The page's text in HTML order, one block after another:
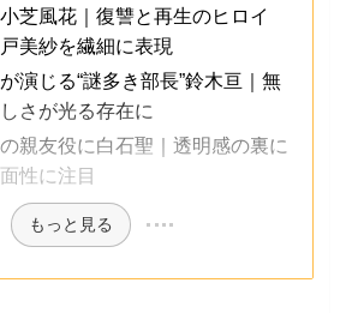
芝風花｜復讐と再生のヒロイ
美紗を繊細に表現
演じる“謎多き部長”鈴木亘｜無
さが光る存在に
親友役に白石聖｜透明感の裏に
性に注目
もっと見る